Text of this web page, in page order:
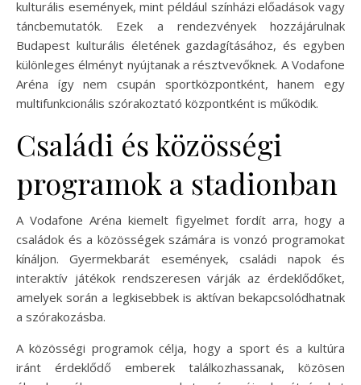
kulturális események, mint például színházi előadások vagy
táncbemutatók. Ezek a rendezvények hozzájárulnak
Budapest kulturális életének gazdagításához, és egyben
különleges élményt nyújtanak a résztvevőknek. A Vodafone
Aréna így nem csupán sportközpontként, hanem egy
multifunkcionális szórakoztató központként is működik.
Családi és közösségi
programok a stadionban
A Vodafone Aréna kiemelt figyelmet fordít arra, hogy a
családok és a közösségek számára is vonzó programokat
kínáljon. Gyermekbarát események, családi napok és
interaktív játékok rendszeresen várják az érdeklődőket,
amelyek során a legkisebbek is aktívan bekapcsolódhatnak
a szórakozásba.
A közösségi programok célja, hogy a sport és a kultúra
iránt érdeklődő emberek találkozhassanak, közösen